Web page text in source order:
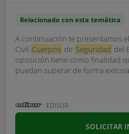
Relacionado con esta temática
A continuación te presentamos
Civil Cuerpos de Seguridad del
oposición tiene como finalidad
puedan superar de forma
EDISUR
SOLICITAR